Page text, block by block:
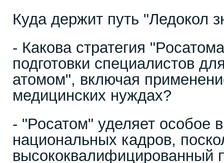
Куда держит путь "Ледокол
- Какова стратегия
подготовки специалистов
атомом", включая
медицинских нуждах?
- "Росатом" уделяет особое
национальных кадров,
высококвалифицированный